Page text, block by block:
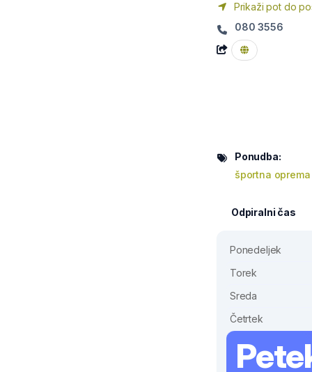
Prikaži pot do
080 3556
Ponudba:
športna oprema
Odpiralni čas
Ponedeljek
Torek
Sreda
Četrtek